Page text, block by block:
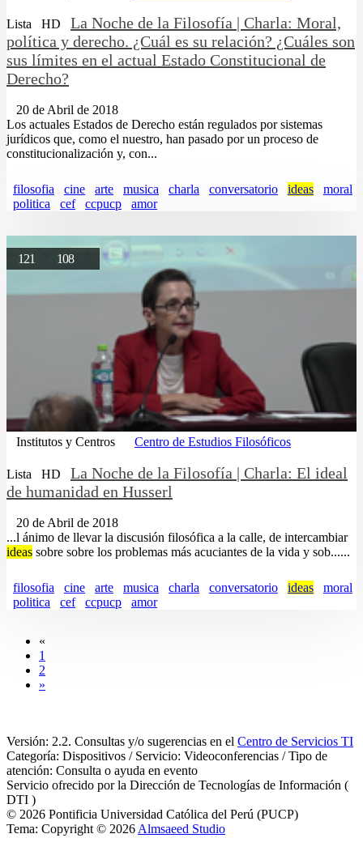
Lista HD
La Noche de la Filosofía | Charla: Moral,
política y derecho. ¿Cuál es su relación? ¿Cuáles son
sus límites en el actual Estado Constitucional de
Derecho?
20 de Abril de 2018
Los actuales Estados de Derecho están regulados por sistemas
jurídicos que, como el nuestro, han pasado por un proceso de
constitucionalización y, con...
filosofia cine arte musica charla conversatorio ideas
moral
politica
cef ccpucp amor
121 108
Institutos y Centros Centro de Estudios Filosóficos
Lista HD
La Noche de la Filosofía | Charla: El ideal
de humanidad en Husserl
20 de Abril de 2018
...l ánimo de llevar la discusión filosófica a la calle, de intercambiar
ideas sobre sobre los problemas más acuciantes de la vida y sob......
filosofia cine arte musica charla conversatorio ideas
moral
politica
cef ccpucp amor
«
1
2
»
Versión: 2.2. Consultas y/o sugerencias en el Centro de Servicios TI
Categoría: Dispositivos / Servicio: Videoconferencias / Tipo de
atención: Consulta o ayuda en evento
Servicio ofrecido por la Dirección de Tecnologías de Información (
DTI )
© 2026 Pontificia Universidad Católica del Perú (PUCP)
Tema: Copyright © 2026 Almsaeed Studio